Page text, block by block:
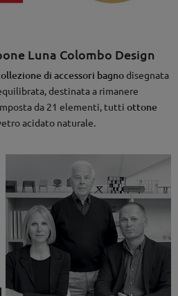
Luna Colombo Design
di accessori bagnodisegnata
destinata a rimanere
da 21 elementi, tutti ottone
acidato naturale.